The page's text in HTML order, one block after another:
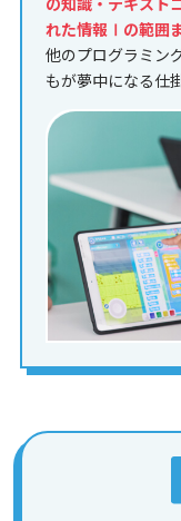
れた情報Ⅰの範囲
他のプログラミン
もが夢中になる仕